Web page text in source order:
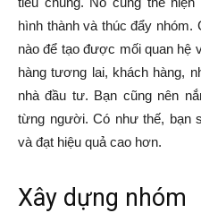
hình thành và thúc đẩy
nào để tạo được mối quan hệ
hàng tương lai, khách hàng,
nhà đầu tư. Bạn cũng nên
từng người. Có như thế, bạn
và đạt hiệu quả cao hơn.
Xây dựng nhóm